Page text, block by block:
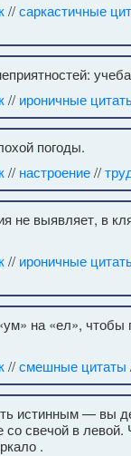
//саркастичные
// ироничные
погоды.
// настроение//
не выявляет, в
// ироничные
на «ел», чтобы
//смешные цитаты
истинным — вы
свечой в левой.
.